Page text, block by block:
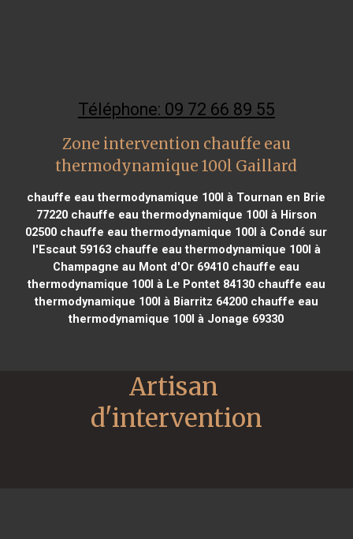
Téléphone: 09 72 66 89 55
Zone intervention chauffe eau
thermodynamique 100l Gaillard
chauffe eau thermodynamique 100l à Tournan en Brie
77220chauffe eau thermodynamique 100l à Hirson
02500 chauffe eau thermodynamique 100l à Condé sur
l'Escaut 59163chauffe eau thermodynamique 100l à
Champagne au Mont d'Or 69410 chauffe eau
thermodynamique 100l à Le Pontet 84130chauffe eau
thermodynamique 100l à Biarritz 64200chauffe eau
thermodynamique 100l à Jonage 69330
Artisan
d'intervention